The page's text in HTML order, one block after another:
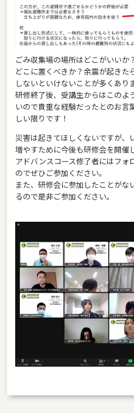
ごみ収集場の場所はどこがいい
どこに置くべきか？余震が起き
しないといけないことが多くあり
研修終了後、受講生からはこのよ
いので貴重な経験だったとのお言
しい限りです！
災害は起きてほしくないですが、
増やすために今後も研修会を開催
アドバンスコース修了者にはフォ
のでぜひご参加ください。
また、研修会に参加したことがな
るので是非ご参加ください。